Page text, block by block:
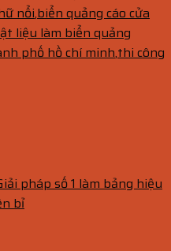
nổi,biển quảng cáo cửa
liệu làm biển quảng
phố hồ chí minh,thi công
pháp số 1 làm bảng hiệu
bỉ